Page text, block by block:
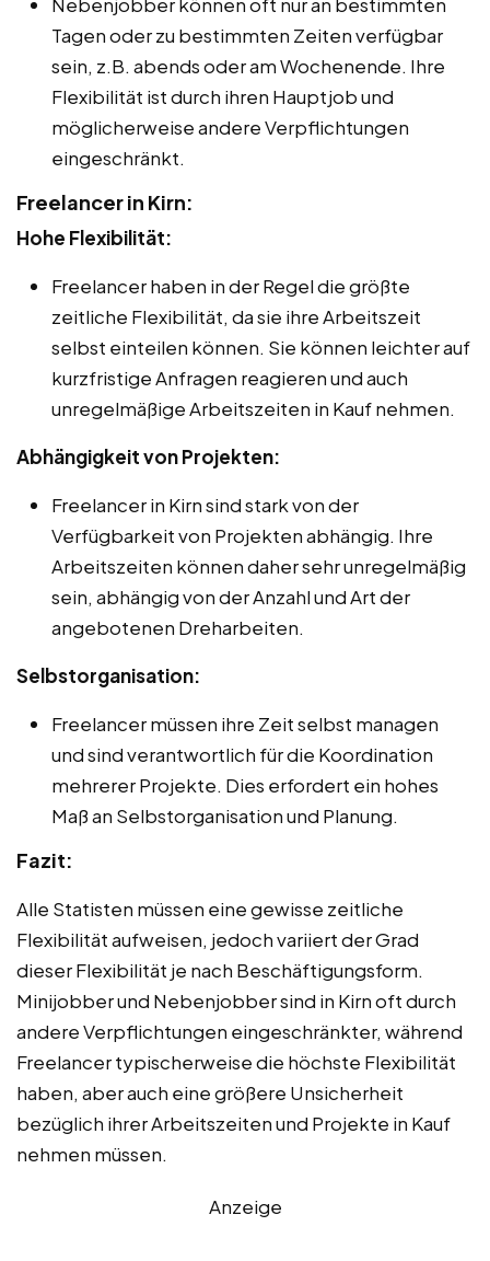
Tagen oder zu bestimmten Zeiten verfügbar
sein, z.B. abends oder am Wochenende. Ihre
Flexibilität ist durch ihren Hauptjob und
möglicherweise andere Verpflichtungen
eingeschränkt.
Freelancer in Kirn:
Hohe Flexibilität:
Freelancer haben in der Regel die größte
zeitliche Flexibilität, da sie ihre Arbeitszeit
selbst einteilen können. Sie können leichter auf
kurzfristige Anfragen reagieren und auch
unregelmäßige Arbeitszeiten in Kauf nehmen.
Abhängigkeit von Projekten:
Freelancer in Kirn sind stark von der
Verfügbarkeit von Projekten abhängig. Ihre
Arbeitszeiten können daher sehr unregelmäßig
sein, abhängig von der Anzahl und Art der
angebotenen Dreharbeiten.
Selbstorganisation:
Freelancer müssen ihre Zeit selbst managen
und sind verantwortlich für die Koordination
mehrerer Projekte. Dies erfordert ein hohes
Maß an Selbstorganisation und Planung.
Fazit:
Alle Statisten müssen eine gewisse zeitliche
Flexibilität aufweisen, jedoch variiert der Grad
dieser Flexibilität je nach Beschäftigungsform.
Minijobber und Nebenjobber sind in Kirn oft durch
andere Verpflichtungen eingeschränkter, während
Freelancer typischerweise die höchste Flexibilität
haben, aber auch eine größere Unsicherheit
bezüglich ihrer Arbeitszeiten und Projekte in Kauf
nehmen müssen.
Anzeige